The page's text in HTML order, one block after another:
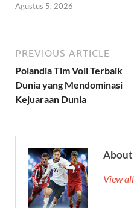
Agustus 5, 2026
PREVIOUS ARTICLE
Polandia Tim Voli Terbaik
Dunia yang Mendominasi
Kejuaraan Dunia
About
View